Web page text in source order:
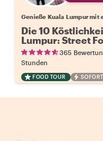
Die 10
Lumpur: Street
365
Stunden
FOOD TOUR